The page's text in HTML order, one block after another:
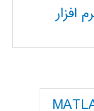
افزار